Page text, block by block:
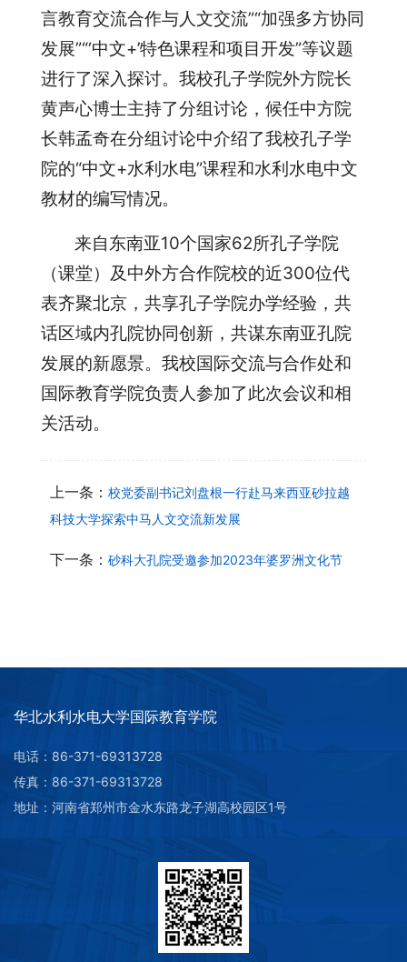
言教育交流合作与人文交流”“加强多方协同
发展”“‘中文+’特色课程和项目开发”等议题
进行了深入探讨。我校孔子学院外方院长
黄声心博士主持了分组讨论，候任中方院
长韩孟奇在分组讨论中介绍了我校孔子学
院的“中文+水利水电”课程和水利水电中文
教材的编写情况。
来自东南亚10个国家62所孔子学院
（课堂）及中外方合作院校的近300位代
表齐聚北京，共享孔子学院办学经验，共
话区域内孔院协同创新，共谋东南亚孔院
发展的新愿景。我校国际交流与合作处和
国际教育学院负责人参加了此次会议和相
关活动。
上一条： 校党委副书记刘盘根一行赴马来西亚砂拉越
科技大学探索中马人文交流新发展
下一条： 砂科大孔院受邀参加2023年婆罗洲文化节
华北水利水电大学国际教育学院
电话：86-371-69313728
传真：86-371-69313728
地址：河南省郑州市金水东路龙子湖高校园区1号